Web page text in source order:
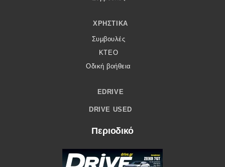
ΧΡΗΣΤΙΚΆ
Συμβουλές
ΚΤΕΟ
Οδική βοήθεια
EDRIVE
DRIVE USED
Περιοδικό